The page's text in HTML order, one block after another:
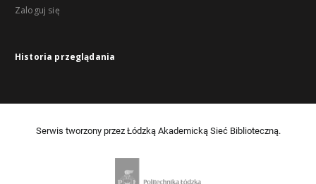
Zaloguj się
Historia przeglądania
Serwis tworzony przez Łódzką Akademicką Sieć Biblioteczną.